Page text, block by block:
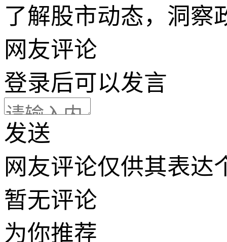
了解股市动态，洞察
网友评论
登录后可以发言
发送
网友评论仅供其表达
暂无评论
为你推荐